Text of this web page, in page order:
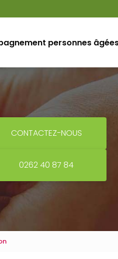
personnes
CONTACTEZ-NOUS
0262 40 87 84